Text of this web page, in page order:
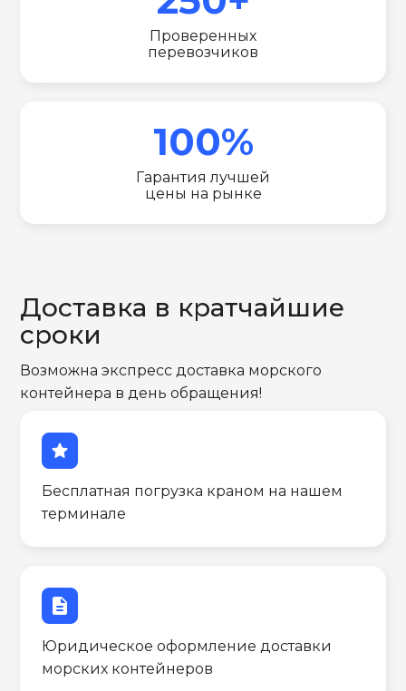
Проверенных
перевозчиков
100%
Гарантия лучшей
цены на рынке
Доставка в кратчайшие
сроки
Возможна экспресс доставка морского
контейнера в день обращения!
star
Бесплатная погрузка краном на нашем
терминале
description
Юридическое оформление доставки
морских контейнеров